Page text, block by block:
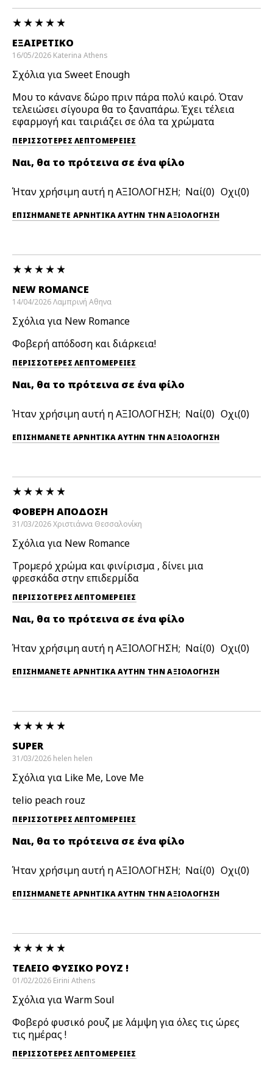
ΕΞΑΙΡΕΤΙΚΌ
16/05/2026 Katerina Athens
Σχόλια για Sweet Enough
Μου το κάνανε δώρο πριν πάρα πολύ καιρό. Όταν
τελειώσει σίγουρα θα το ξαναπάρω. Έχει τέλεια
εφαρμογή και ταιριάζει σε όλα τα χρώματα
ΠΕΡΙΣΣΌΤΕΡΕΣ ΛΕΠΤΟΜΈΡΕΙΕΣ
Ναι, θα το πρότεινα σε ένα φίλο
Ήταν χρήσιμη αυτή η ΑΞΙΟΛΟΓΗΣΗ; 0 0
ΕΠΙΣΗΜΆΝΕΤΕ ΑΡΝΗΤΙΚΆ ΑΥΤΉΝ ΤΗΝ ΑΞΙΟΛΟΓΗΣΗ
NEW ROMANCE
14/04/2026Λαμπρινή Αθηνα
Σχόλια για New Romance
Φοβερή απόδοση και διάρκεια!
ΠΕΡΙΣΣΌΤΕΡΕΣ ΛΕΠΤΟΜΈΡΕΙΕΣ
Ναι, θα το πρότεινα σε ένα φίλο
Ήταν χρήσιμη αυτή η ΑΞΙΟΛΟΓΗΣΗ; 0 0
ΕΠΙΣΗΜΆΝΕΤΕ ΑΡΝΗΤΙΚΆ ΑΥΤΉΝ ΤΗΝ ΑΞΙΟΛΟΓΗΣΗ
ΦΟΒΕΡΗ ΑΠΟΔΟΣΗ
31/03/2026Χριστιάννα Θεσσαλονίκη
Σχόλια για New Romance
Τρομερό χρώμα και φινίρισμα , δίνει μια
φρεσκάδα στην επιδερμίδα
ΠΕΡΙΣΣΌΤΕΡΕΣ ΛΕΠΤΟΜΈΡΕΙΕΣ
Ναι, θα το πρότεινα σε ένα φίλο
Ήταν χρήσιμη αυτή η ΑΞΙΟΛΟΓΗΣΗ; 0 0
ΕΠΙΣΗΜΆΝΕΤΕ ΑΡΝΗΤΙΚΆ ΑΥΤΉΝ ΤΗΝ ΑΞΙΟΛΟΓΗΣΗ
SUPER
31/03/2026 helen helen
Σχόλια για Like Me, Love Me
telio peach rouz
ΠΕΡΙΣΣΌΤΕΡΕΣ ΛΕΠΤΟΜΈΡΕΙΕΣ
Ναι, θα το πρότεινα σε ένα φίλο
Ήταν χρήσιμη αυτή η ΑΞΙΟΛΟΓΗΣΗ; 0 0
ΕΠΙΣΗΜΆΝΕΤΕ ΑΡΝΗΤΙΚΆ ΑΥΤΉΝ ΤΗΝ ΑΞΙΟΛΟΓΗΣΗ
ΤΈΛΕΙΟ ΦΥΣΙΚΌ ΡΟΥΖ !
01/02/2026 Eirini Athens
Σχόλια για Warm Soul
Φοβερό φυσικό ρουζ με λάμψη για όλες τις ώρες
τις ημέρας !
ΠΕΡΙΣΣΌΤΕΡΕΣ ΛΕΠΤΟΜΈΡΕΙΕΣ